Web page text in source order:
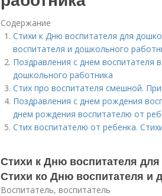
Содержание
Стихи к Дню воспитателя для
воспитателя и дошкольного
Поздравления с днем воспитателя
дошкольного работника
Стих про воспитателя смешной.
Поздравления с днем рождения
днем рождения воспитателю от
Стих воспитателю от ребенка.
Стихи к Дню воспитателя
Стихи ко Дню воспитателя и
Воспитатель, воспитатель